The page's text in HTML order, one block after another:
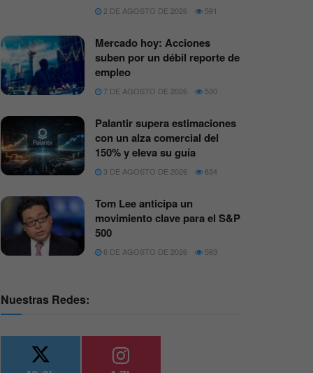
2 DE AGOSTO DE 2026 591
Mercado hoy: Acciones
suben por un débil reporte de
empleo
7 DE AGOSTO DE 2026 530
Palantir supera estimaciones
con un alza comercial del
150% y eleva su guía
3 DE AGOSTO DE 2026 634
Tom Lee anticipa un
movimiento clave para el S&P
500
6 DE AGOSTO DE 2026 593
Nuestras Redes: